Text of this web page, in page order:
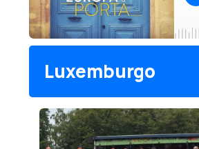
Luxemburgo